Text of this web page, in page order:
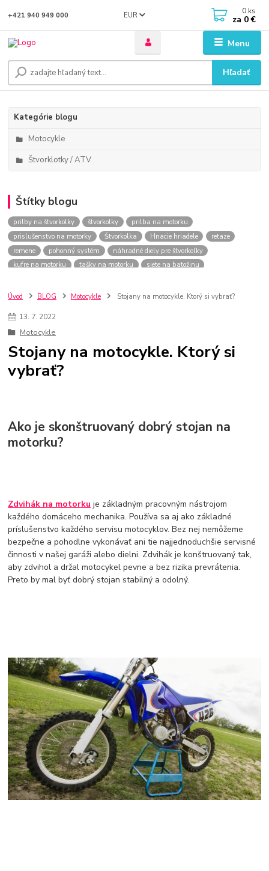
Menu
EUR
Hľadať
+421 940 949 000 0 ks
za 0 €
Kategórie blogu
Motocykle
Štvorklotky / ATV
Štítky blogu
prilby na štvorkolky štvorkolky
prilba na motorku
prislušenstvo na motorky
Štvorkolka Hnacie hriadele
retaze
remene
pohonný systém
náhradné diely pre štvorkolky
kufre na motorku
tašky na motorku
siete na batožinu
Držiaky na telefón alebo navigáciu
kufre na štvorkolky
ATV kufre
brzdové kotúče
moto stojany
zámky pre motocykle
moto zámky zámky s alarmom
Úvod BLOG Motocykle Stojany na motocykle. Ktorý si vybrať?
13. 7. 2022
Motocykle
Stojany na motocykle. Ktorý si
vybrať?
Ako je skonštruovaný dobrý stojan na
motorku?
Zdvihák na motorku je základným pracovným nástrojom
každého domáceho mechanika. Používa sa aj ako základné
príslušenstvo každého servisu motocyklov. Bez nej nemôžeme
bezpečne a pohodlne vykonávať ani tie najjednoduchšie servisné
činnosti v našej garáži alebo dielni. Zdvihák je konštruovaný tak,
aby zdvihol a držal motocykel pevne a bez rizika prevrátenia.
Preto by mal byť dobrý stojan stabilný a odolný.